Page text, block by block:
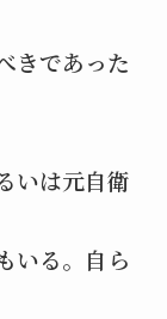
きであった
いは元自衛
いる。自ら